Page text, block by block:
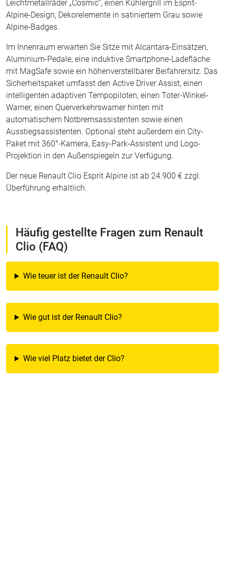
Leichtmetallräder „Cosmic“, einen Kühlergrill im Esprit-
Alpine-Design, Dekorelemente in satiniertem Grau sowie
Alpine-Badges.
Im Innenraum erwarten Sie Sitze mit Alcantara-Einsätzen,
Aluminium-Pedale, eine induktive Smartphone-Ladefläche
mit MagSafe sowie ein höhenverstellbarer Beifahrersitz. Das
Sicherheitspaket umfasst den Active Driver Assist, einen
intelligenten adaptiven Tempopiloten, einen Toter-Winkel-
Warner, einen Querverkehrswarner hinten mit
automatischem Notbremsassistenten sowie einen
Ausstiegsassistenten. Optional steht außerdem ein City-
Paket mit 360°-Kamera, Easy-Park-Assistent und Logo-
Projektion in den Außenspiegeln zur Verfügung.
Der neue Renault Clio Esprit Alpine ist ab 24.900 € zzgl.
Überführung erhältlich.
Häufig gestellte Fragen zum Renault
Clio (FAQ)
Wie teuer ist der Renault Clio?
Wie gut ist der Renault Clio?
Wie viel Platz bietet der Clio?